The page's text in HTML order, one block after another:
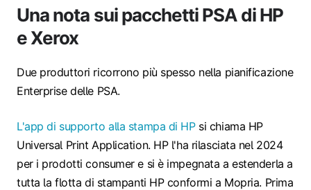
Una nota sui pacchetti PSA di HP
e Xerox
Due produttori ricorrono più spesso nella pianificazione
Enterprise delle PSA.
L'app di supporto alla stampa di HPsi chiama HP
Universal Print Application. HP l'ha rilasciata nel 2024
per i prodotti consumer e si è impegnata a estenderla a
tutta la flotta di stampanti HP conformi a Mopria. Prima